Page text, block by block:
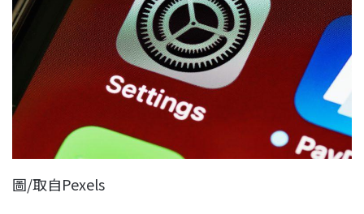
圖/取自Pexels